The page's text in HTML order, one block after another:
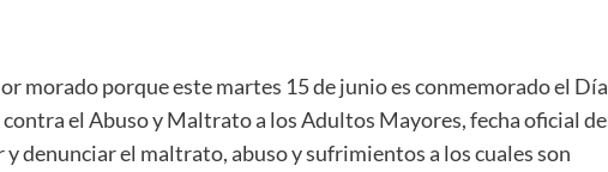
morado porque este martes 15 de junio es conmemorado el Día
el Abuso y Maltrato a los Adultos Mayores, fecha oficial de
denunciar el maltrato, abuso y sufrimientos a los cuales son